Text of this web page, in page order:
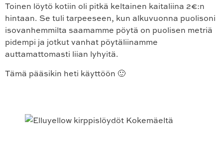
Toinen löytö kotiin oli pitkä keltainen kaitaliina 2€:n
hintaan. Se tuli tarpeeseen, kun alkuvuonna puolisoni
isovanhemmilta saamamme pöytä on puolisen metriä
pidempi ja jotkut vanhat pöytäliinamme
auttamattomasti liian lyhyitä.
Tämä pääsikin heti käyttöön 🙂